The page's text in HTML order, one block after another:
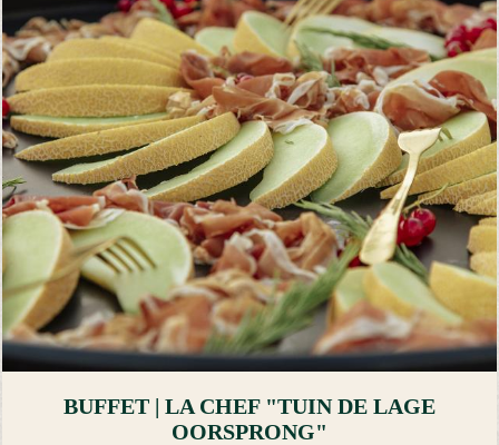
BUFFET | LA CHEF "TUIN DE LAGE
OORSPRONG"